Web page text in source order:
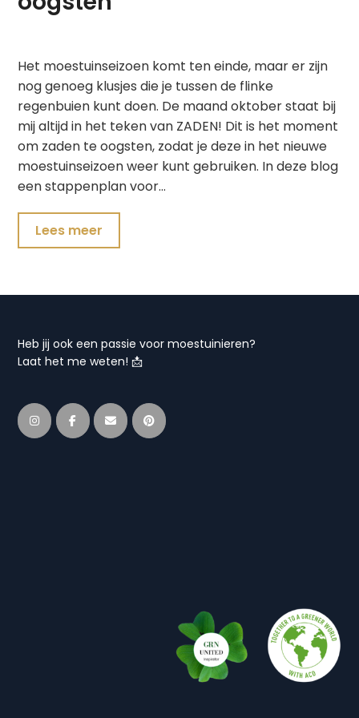
Het moestuinseizoen komt ten einde, maar er zijn
nog genoeg klusjes die je tussen de flinke
regenbuien kunt doen. De maand oktober staat bij
mij altijd in het teken van ZADEN! Dit is het moment
om zaden te oogsten, zodat je deze in het nieuwe
moestuinseizoen weer kunt gebruiken. In deze blog
een stappenplan voor…
Lees meer
Heb jij ook een passie voor moestuinieren?
Laat het me weten! 📩